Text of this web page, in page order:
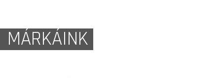
MÁRKÁINK